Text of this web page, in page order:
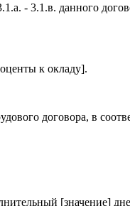
- 3.1.в. данного
к окладу].
договора, в
[значение]